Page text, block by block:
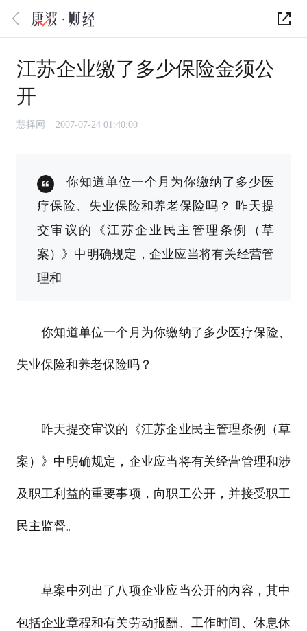
江苏企业缴了多少保险金须公
开
慧择网 2007-07-24 01:40:00
你知道单位一个月为你缴纳了多少医
疗保险、失业保险和养老保险吗？ 昨天提
交审议的《江苏企业民主管理条例（草
案）》中明确规定，企业应当将有关经营管
理和
你知道单位一个月为你缴纳了多少医疗保险、
失业保险和养老保险吗？
昨天提交审议的《江苏企业民主管理条例（草
案）》中明确规定，企业应当将有关经营管理和涉
及职工利益的重要事项，向职工公开，并接受职工
民主监督。
草案中列出了八项企业应当公开的内容，其中
包括企业章程和有关劳动报酬、工作时间、休息休